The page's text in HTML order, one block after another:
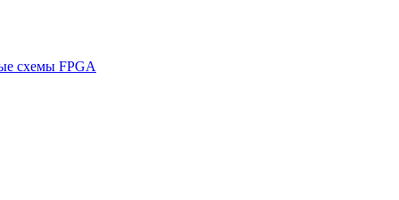
схемы FPGA